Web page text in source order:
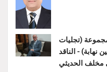
(تجليات
- الناقد
الحديثي